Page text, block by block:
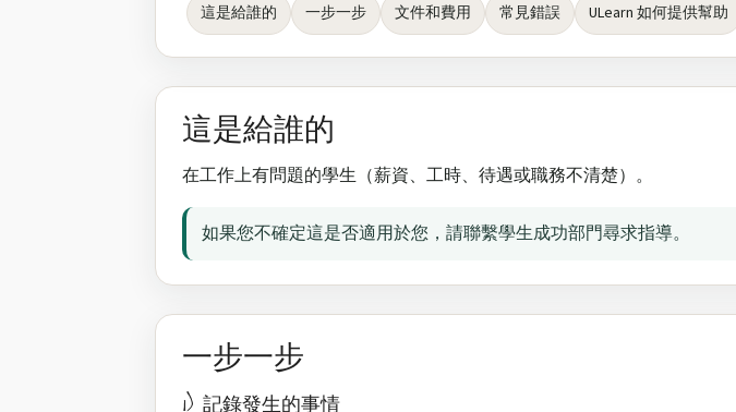
這是給誰的 一步一步 文件和費用 常見錯誤 ULearn 如何提供幫助
這是給誰的
在工作上有問題的學生（薪資、工時、待遇或職務不清楚）。
如果您不確定這是否適用於您，請聯繫學生成功部門尋求指導。
一步一步
1) 記錄發生的事情